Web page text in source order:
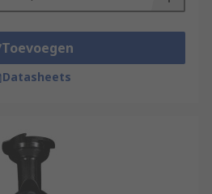
Toevoegen
Datasheets